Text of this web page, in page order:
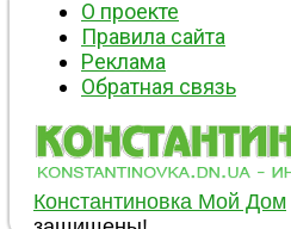
О проекте
Правила сайта
Реклама
Обратная связь
Константиновка Мой Дом